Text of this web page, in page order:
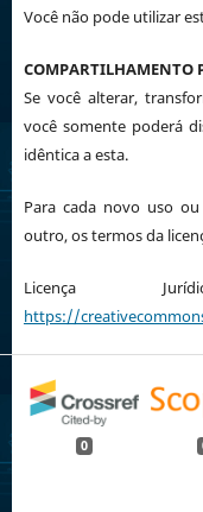
Você não pode utilizar
COMPARTILHAMENTO
Se você alterar,
você somente poderá
idêntica a esta.
Para cada novo uso
outro, os termos da
Licença
https://
0